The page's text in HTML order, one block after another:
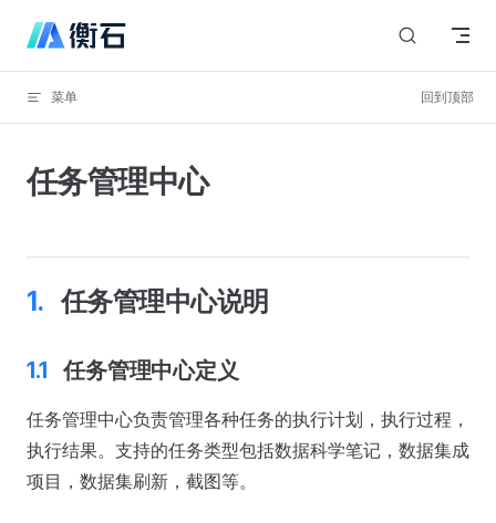
Skip to content
菜单 回到顶部
任务管理中心
任务管理中心说明
任务管理中心定义
任务管理中心负责管理各种任务的执行计划，执行过程，
执行结果。支持的任务类型包括数据科学笔记，数据集成
项目，数据集刷新，截图等。